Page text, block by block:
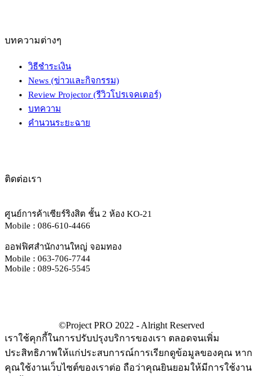
บทความต่างๆ
วิธีชำระเงิน
News (ข่าวและกิจกรรม)
Review Projector (รีวิวโปรเจคเตอร์)
บทความ
คำนวนระยะฉาย
ติดต่อเรา
ศูนย์การค้าเซียร์ริงสิต ชั้น 2 ห้อง KO-21
Mobile : 086-610-4466
ออฟฟิศสำนักงานใหญ่ จอมทอง
Mobile : 063-706-7744
Mobile : 089-526-5545
เราใช้คุกกี้ในการปรับปรุงบริการของเรา ตลอดจนเพิ่ม
ประสิทธิภาพให้แก่ประสบการณ์การเรียกดูข้อมูลของคุณ หาก
คุณใช้งานเว็บไซต์ของเราต่อ ถือว่าคุณยินยอมให้มีการใช้งาน